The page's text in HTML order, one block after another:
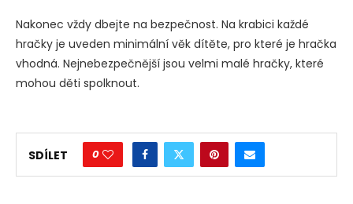
Nakonec vždy dbejte na bezpečnost. Na krabici každé
hračky je uveden minimální věk dítěte, pro které je hračka
vhodná. Nejnebezpečnější jsou velmi malé hračky, které
mohou děti spolknout.
SDÍLET 0